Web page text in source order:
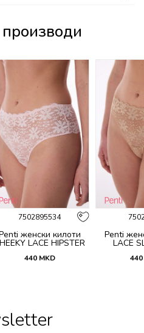
7502895534
женски килоти
LACE HIPSTER
440 MKD
Penti
LACE
440